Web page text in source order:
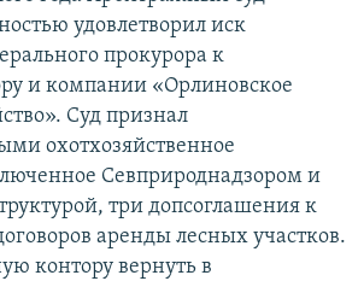
удовлетворил иск
прокурора к
и компании «Орлиновское
Суд признал
охотхозяйственное
Севприроднадзором и
три допсоглашения к
аренды лесных участков.
контору вернуть в